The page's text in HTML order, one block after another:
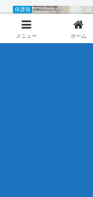
保護猫
メニュー ホーム